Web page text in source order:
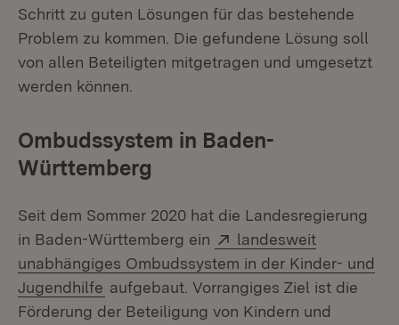
Schritt zu guten Lösungen für das bestehende
Problem zu kommen. Die gefundene Lösung soll
von allen Beteiligten mitgetragen und umgesetzt
werden können.
Ombudssystem in Baden-
Württemberg
Seit dem Sommer 2020 hat die Landesregierung
in Baden-Württemberg ein
Extern:
landesweit
unabhängiges Ombudssystem in der Kinder- und
Jugendhilfe (Öffnet in neuem Fenster)
aufgebaut. Vorrangiges Ziel ist die
Förderung der Beteiligung von Kindern und